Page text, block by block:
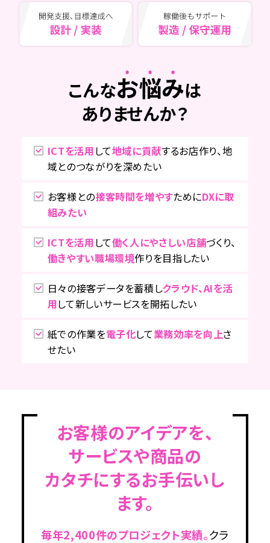
こんなお悩みは
ありませんか？
ICTを活用して地域に貢献するお店作り、地
域とのつながりを深めたい
お客様との接客時間を増やすためにDXに取
組みたい
ICTを活用して働く人にやさしい店舗づくり、
働きやすい職場環境作りを目指したい
日々の接客データを蓄積しクラウド、AIを活
用して新しいサービスを開拓したい
紙での作業を電子化して業務効率を向上さ
せたい
お客様のアイデアを、
サービスや商品の
カタチにするお手伝いし
ます。
毎年2,400件のプロジェクト実績。クラ